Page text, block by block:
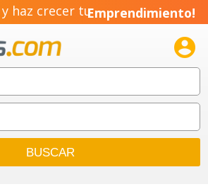
haz crecer tuEmprendimiento!
